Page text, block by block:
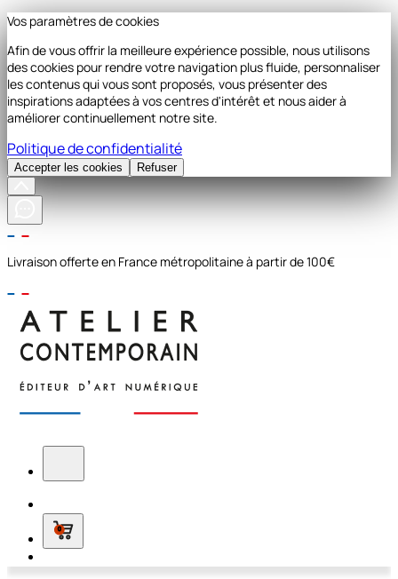
Vos paramètres de cookies
Afin de vous offrir la meilleure expérience possible, nous utilisons
des cookies pour rendre votre navigation plus fluide, personnaliser
les contenus qui vous sont proposés, vous présenter des
inspirations adaptées à vos centres d'intérêt et nous aider à
améliorer continuellement notre site.
Politique de confidentialité
Accepter les cookies Refuser
Livraison offerte en France métropolitaine à partir de 100€
0